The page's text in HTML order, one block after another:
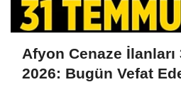
Afyon Cenaze İlanları
2026: Bugün Vefat